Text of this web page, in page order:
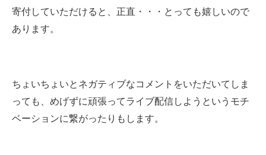
寄付していただけると、正直・・・とっても嬉しいので
あります。
ちょいちょいとネガティブなコメントをいただいてしま
っても、めげずに頑張ってライブ配信しようというモチ
ベーションに繋がったりもします。